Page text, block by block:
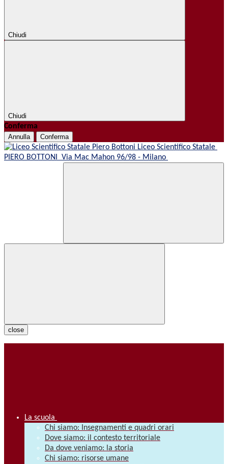
Chiudi
Chiudi
Conferma
Annulla Conferma
Liceo Scientifico Statale
PIERO BOTTONI Via Mac Mahon 96/98 - Milano
close
La scuola
Chi siamo: Insegnamenti e quadri orari
Dove siamo: il contesto territoriale
Da dove veniamo: la storia
Chi siamo: risorse umane